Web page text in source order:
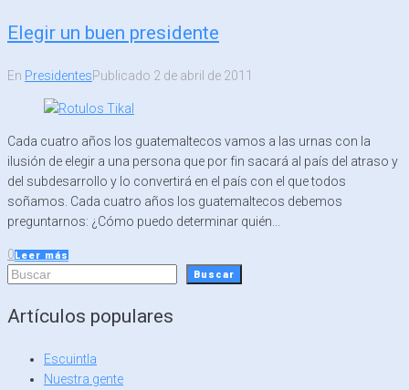
Elegir un buen presidente
En PresidentesPublicado 2 de abril de 2011
Cada cuatro años los guatemaltecos vamos a las urnas con la
ilusión de elegir a una persona que por fin sacará al país del atraso y
del subdesarrollo y lo convertirá en el país con el que todos
soñamos. Cada cuatro años los guatemaltecos debemos
preguntarnos: ¿Cómo puedo determinar quién...
0 Leer más
Buscar Buscar
Artículos populares
Escuintla
Nuestra gente